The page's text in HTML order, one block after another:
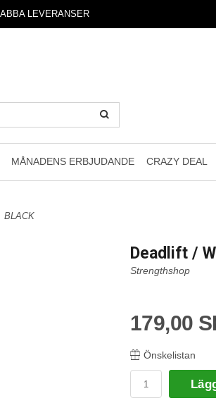
LEVERANSER
MÅNADENS ERBJUDANDE CRAZY DEAL
BLACK
Deadlift /
Strengthshop
179,00
Önskelistan